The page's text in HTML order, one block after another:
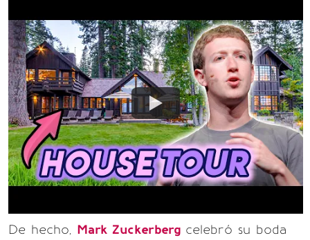
De hecho, Mark Zuckerberg celebró su boda